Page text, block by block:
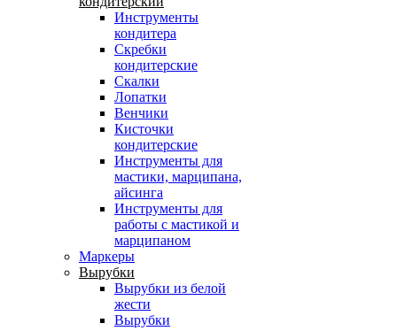
Инструменты
кондитера
Скребки
кондитерские
Скалки
Лопатки
Венчики
Кисточки
кондитерские
Инструменты для
мастики, марципана,
айсинга
Инструменты для
работы с мастикой и
марципаном
Маркеры
Вырубки
Вырубки из белой
жести
Вырубки